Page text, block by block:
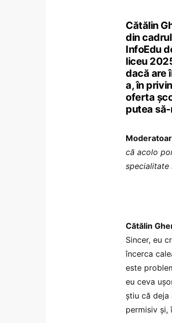
Cătălin
din
InfoEdu
liceu
dacă are
a, în
oferta
putea să-
că acolo
specialitate
Cătălin
Sincer, eu
încerca
este
eu ceva
știu că
permisiv și,